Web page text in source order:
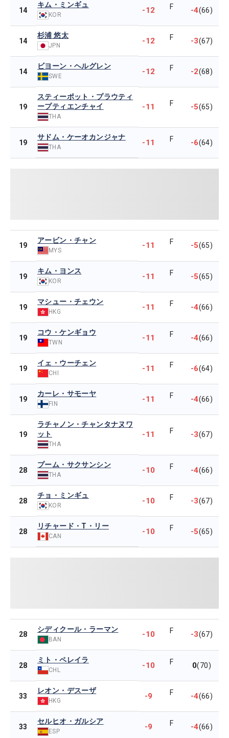
14
キム・ミンギュ
KOR -12 F -4(66)
14
杉浦 悠太
JPN -12 F -3(67)
14
ビヨーン・ヘルグレン
SWE -12 F -2(68)
19
スティーポット・プラウティ
ープティエンチャイ
THA
-11 F -5(65)
19
サドム・ケーオカンジャナ
THA -11 F -6(64)
19
アービン・チャン
MYS
-11 F -5(65)
19
キム・ヨンス
KOR -11 F -5(65)
19
マシュー・チェウン
HKG -11 F -4(66)
19
コウ・ケンギョウ
TWN -11 F -4(66)
19
イェ・ウーチェン
CHI -11 F -6(64)
19
カーレ・サモーヤ
FIN -11 F -4(66)
19
ラチャノン・チャンタナヌワ
ット
THA
-11 F -3(67)
28
プーム・サクサンシン
THA -10 F -4(66)
28
チョ・ミンギュ
KOR -10 F -3(67)
28
リチャード・T・リー
CAN -10 F -5(65)
28
シディクール・ラーマン
BAN
-10 F -3(67)
28
ミト・ペレイラ
CHL -10 F 0(70)
33
レオン・デスーザ
HKG -9 F -4(66)
33
セルヒオ・ガルシア
ESP -9 F -4(66)